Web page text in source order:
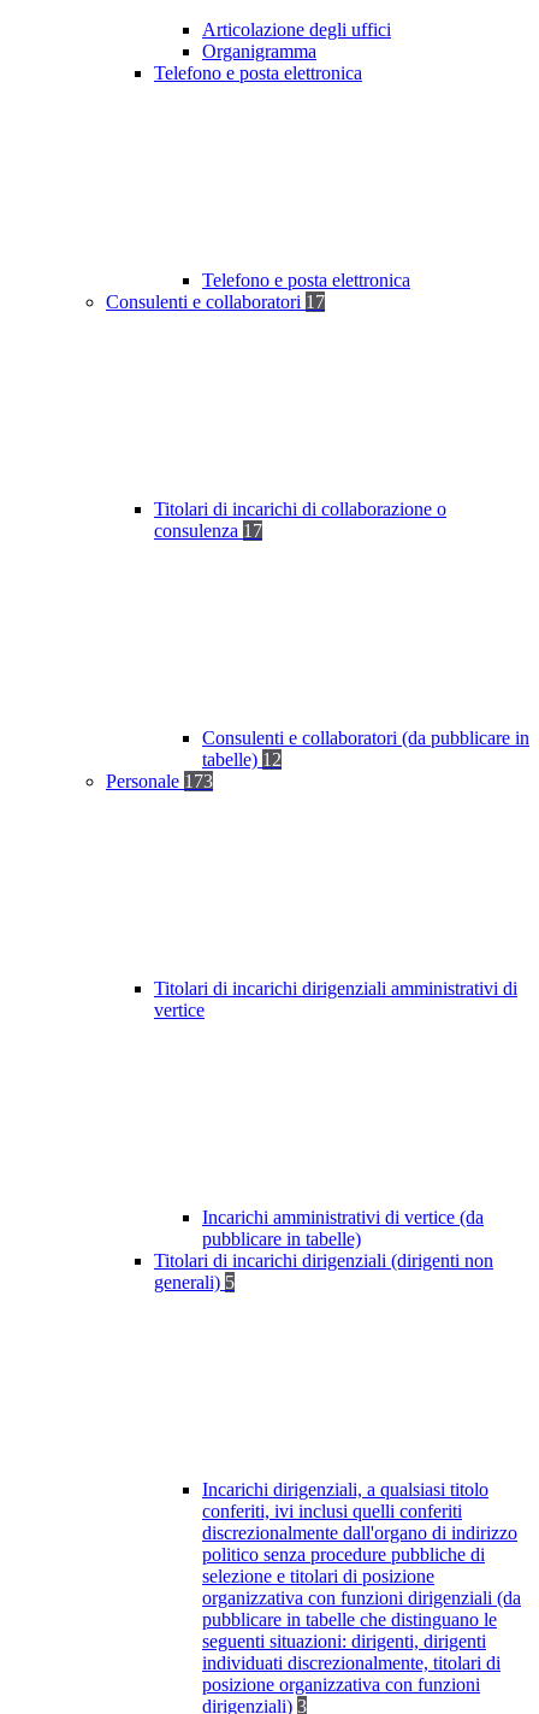
Articolazione degli uffici
Organigramma
Telefono e posta elettronica
Telefono e posta elettronica
Consulenti e collaboratori 17
Titolari di incarichi di collaborazione o
consulenza 17
Consulenti e collaboratori (da pubblicare in
tabelle) 12
Personale 173
Titolari di incarichi dirigenziali amministrativi di
vertice
Incarichi amministrativi di vertice (da
pubblicare in tabelle)
Titolari di incarichi dirigenziali (dirigenti non
generali) 5
Incarichi dirigenziali, a qualsiasi titolo
conferiti, ivi inclusi quelli conferiti
discrezionalmente dall'organo di indirizzo
politico senza procedure pubbliche di
selezione e titolari di posizione
organizzativa con funzioni dirigenziali (da
pubblicare in tabelle che distinguano le
seguenti situazioni: dirigenti, dirigenti
individuati discrezionalmente, titolari di
posizione organizzativa con funzioni
dirigenziali) 3